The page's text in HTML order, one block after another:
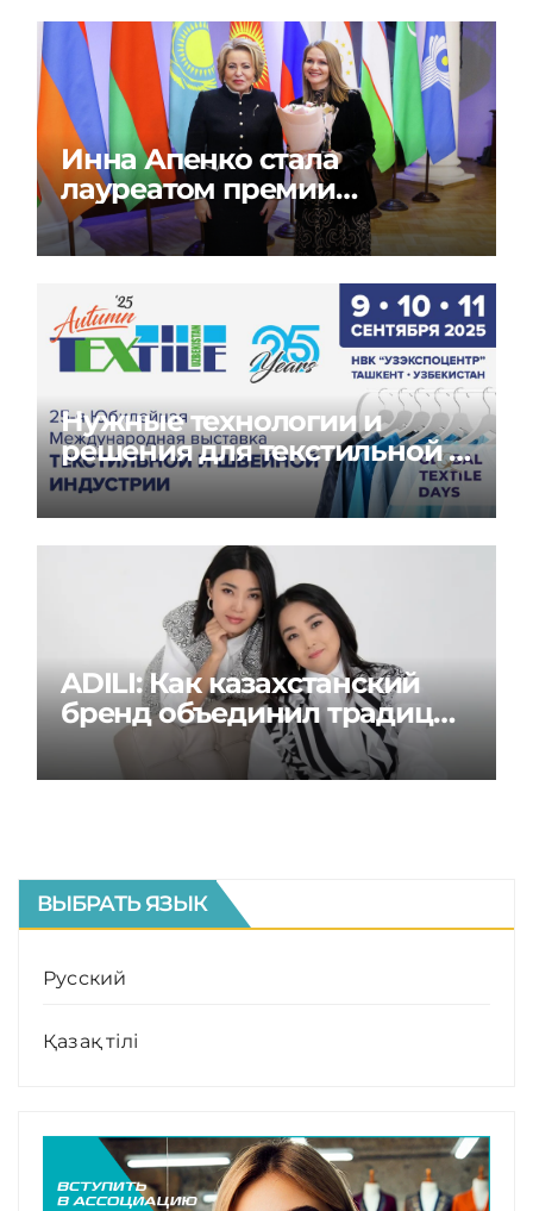
Инна Апенко стала
лауреатом премии
«Содружество моды» в
России
Нужные технологии и
решения для текстильной и
швейной индустрии на
Global Textile Days
ADILI: Как казахстанский
бренд объединил традиции
и современность
ВЫБРАТЬ ЯЗЫК
Русский
Қазақ тілі